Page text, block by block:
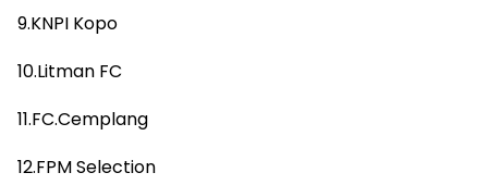
9.KNPI Kopo
10.Litman FC
11.FC.Cemplang
12.FPM Selection